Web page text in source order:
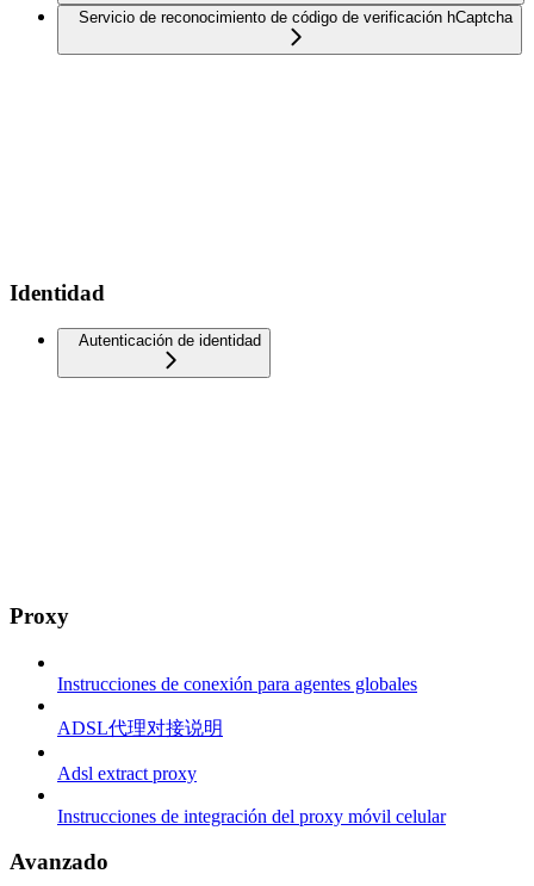
Servicio de reconocimiento de código de verificación hCaptcha
Identidad
Autenticación de identidad
Proxy
Instrucciones de conexión para agentes globales
ADSL代理对接说明
Adsl extract proxy
Instrucciones de integración del proxy móvil celular
Avanzado